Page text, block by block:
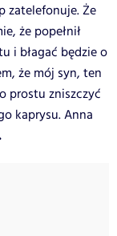
zatelefonuje. Że
że popełnił
i błagać będzie o
że mój syn, ten
prostu zniszczyć
kaprysu. Anna